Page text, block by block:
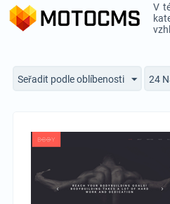
V
Seřadit podle oblíbenosti 24